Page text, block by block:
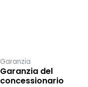
Garanzia
Garanzia del
concessionario